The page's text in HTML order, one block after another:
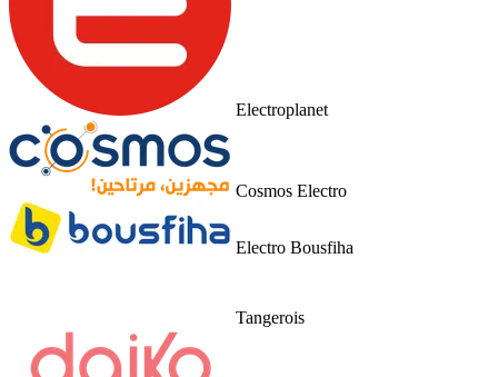
Electroplanet
Cosmos Electro
Electro Bousfiha
Tangerois